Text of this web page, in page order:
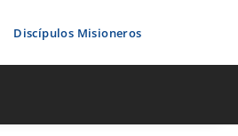
Discípulos Misioneros